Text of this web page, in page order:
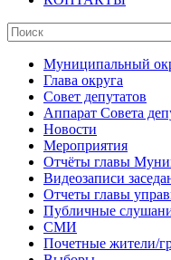
Муниципальный
Глава округа
Совет депутатов
Аппарат Совета
Новости
Мероприятия
Отчёты главы
Видеозаписи
Отчеты главы
Публичные
СМИ
Почетные жители/